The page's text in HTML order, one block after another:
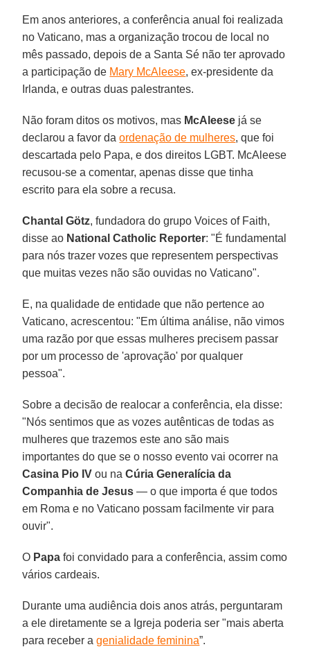
Em anos anteriores, a conferência anual foi realizada
no Vaticano, mas a organização trocou de local no
mês passado, depois de a Santa Sé não ter aprovado
a participação de Mary McAleese, ex-presidente da
Irlanda, e outras duas palestrantes.
Não foram ditos os motivos, mas McAleese já se
declarou a favor daordenação de mulheres, que foi
descartada pelo Papa, e dos direitos LGBT. McAleese
recusou-se a comentar, apenas disse que tinha
escrito para ela sobre a recusa.
Chantal Götz, fundadora do grupo Voices of Faith,
disse ao National Catholic Reporter: "É fundamental
para nós trazer vozes que representem perspectivas
que muitas vezes não são ouvidas no Vaticano".
E, na qualidade de entidade que não pertence ao
Vaticano, acrescentou: "Em última análise, não vimos
uma razão por que essas mulheres precisem passar
por um processo de 'aprovação' por qualquer
pessoa".
Sobre a decisão de realocar a conferência, ela disse:
"Nós sentimos que as vozes autênticas de todas as
mulheres que trazemos este ano são mais
importantes do que se o nosso evento vai ocorrer na
Casina Pio IV ou naCúria Generalícia da
Companhia de Jesus — o que importa é que todos
em Roma e no Vaticano possam facilmente vir para
ouvir".
O Papa foi convidado para a conferência, assim como
vários cardeais.
Durante uma audiência dois anos atrás, perguntaram
a ele diretamente se a Igreja poderia ser "mais aberta
para receber agenialidade feminina”.